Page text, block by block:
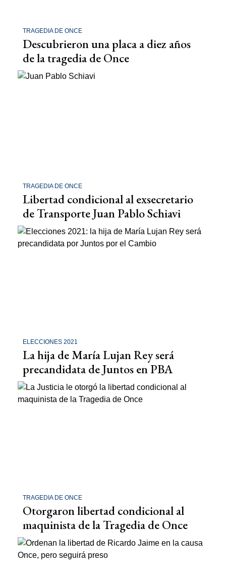
TRAGEDIA DE ONCE
Descubrieron una placa a diez años
de la tragedia de Once
TRAGEDIA DE ONCE
Libertad condicional al exsecretario
de Transporte Juan Pablo Schiavi
ELECCIONES 2021
La hija de María Lujan Rey será
precandidata de Juntos en PBA
TRAGEDIA DE ONCE
Otorgaron libertad condicional al
maquinista de la Tragedia de Once